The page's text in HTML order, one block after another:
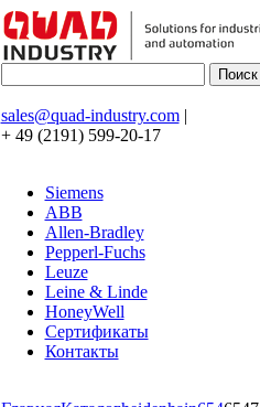
sales@quad-industry.com|
+ 49 (2191) 599-20-17
Siemens
ABB
Allen-Bradley
Pepperl-Fuchs
Leuze
Leine & Linde
HoneyWell
Сертификаты
Контакты